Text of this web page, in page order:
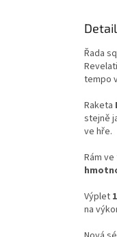
Řada
tempo
Raketa
stejně
ve hře.
Rám
Výplet
na